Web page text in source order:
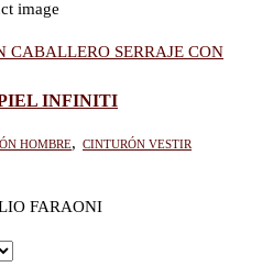
INFINITI
hombre, Cinturón vestir
CABALLERO SERRAJE CON
FARAONI